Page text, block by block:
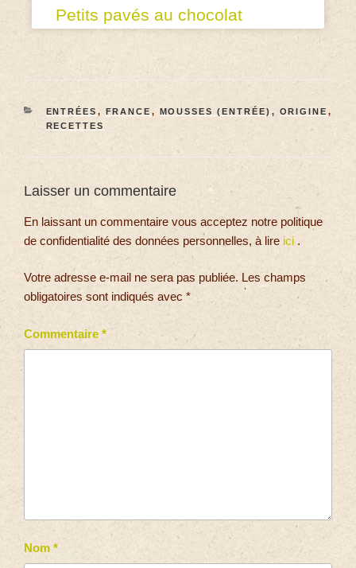
Petits pavés au chocolat
ENTRÉES , FRANCE , MOUSSES (ENTRÉE) , ORIGINE ,
RECETTES
Laisser un commentaire
En laissant un commentaire vous acceptez notre politique
de confidentialité des données personnelles, à lire ici .
Votre adresse e-mail ne sera pas publiée. Les champs
obligatoires sont indiqués avec *
Commentaire *
Nom *